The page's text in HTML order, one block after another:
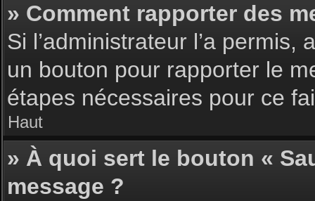
» Comment rapporter des
Si l’administrateur l’a
un bouton pour rapporter le
étapes nécessaires pour ce
Haut
» À quoi sert le bouton «
message ?